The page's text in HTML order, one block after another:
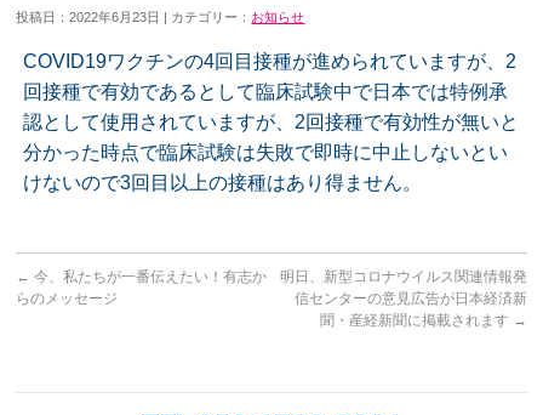
投稿日：2022年6月23日 | カテゴリー： お知らせ
COVID19ワクチンの4回目接種が進められていますが、2
回接種で有効であるとして臨床試験中で日本では特例承
認として使用されていますが、2回接種で有効性が無いと
分かった時点で臨床試験は失敗で即時に中止しないとい
けないので3回目以上の接種はあり得ません。
← 今、私たちが一番伝えたい！有志か
らのメッセージ
明日、新型コロナウイルス関連情報発
信センターの意見広告が日本経済新
聞・産経新聞に掲載されます →